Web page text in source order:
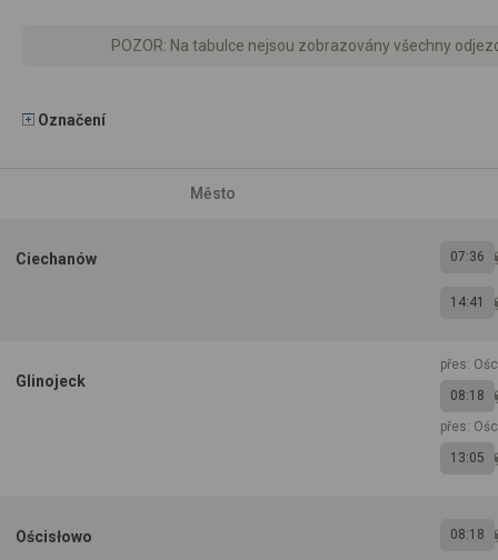
POZOR: Na tabulce nejsou zobrazovány všechny
Označení
Město
Ciechanów 07:36
14:41
Glinojeck
přes:
08:18
přes:
13:05
Ościsłowo 08:18